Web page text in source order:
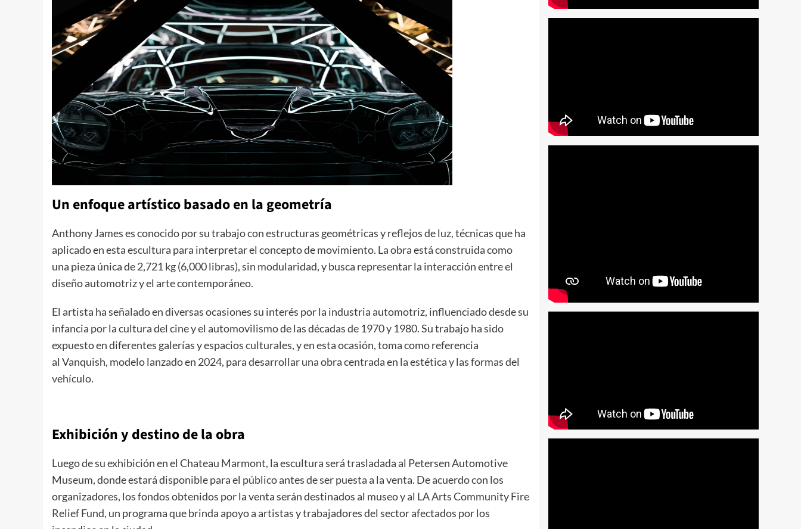
Un enfoque artístico basado en la geometría
Anthony James es conocido por su trabajo con estructuras geométricas y reflejos de luz, técnicas que ha
aplicado en esta escultura para interpretar el concepto de movimiento. La obra está construida como
una pieza única de 2,721 kg (6,000 libras), sin modularidad, y busca representar la interacción entre el
diseño automotriz y el arte contemporáneo.
El artista ha señalado en diversas ocasiones su interés por la industria automotriz, influenciado desde su
infancia por la cultura del cine y el automovilismo de las décadas de 1970 y 1980. Su trabajo ha sido
expuesto en diferentes galerías y espacios culturales, y en esta ocasión, toma como referencia
al Vanquish, modelo lanzado en 2024, para desarrollar una obra centrada en la estética y las formas del
vehículo.
Exhibición y destino de la obra
Luego de su exhibición en el Chateau Marmont, la escultura será trasladada al Petersen Automotive
Museum, donde estará disponible para el público antes de ser puesta a la venta. De acuerdo con los
organizadores, los fondos obtenidos por la venta serán destinados al museo y al LA Arts Community Fire
Relief Fund, un programa que brinda apoyo a artistas y trabajadores del sector afectados por los